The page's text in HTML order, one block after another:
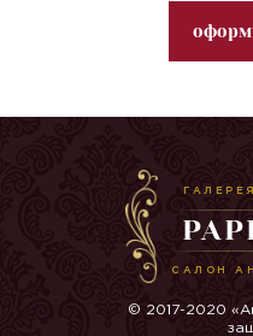
САЛОН
© 2017-2020